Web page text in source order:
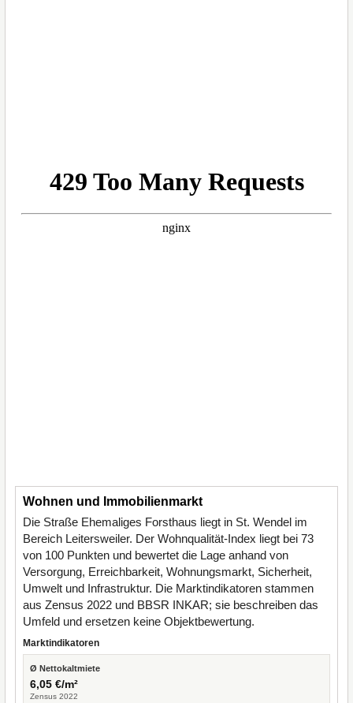
Wohnen und Immobilienmarkt
Die Straße Ehemaliges Forsthaus liegt in St. Wendel im
Bereich Leitersweiler. Der Wohnqualität-Index liegt bei 73
von 100 Punkten und bewertet die Lage anhand von
Versorgung, Erreichbarkeit, Wohnungsmarkt, Sicherheit,
Umwelt und Infrastruktur. Die Marktindikatoren stammen
aus Zensus 2022 und BBSR INKAR; sie beschreiben das
Umfeld und ersetzen keine Objektbewertung.
Marktindikatoren
Ø Nettokaltmiete
6,05 €/m²
Zensus 2022